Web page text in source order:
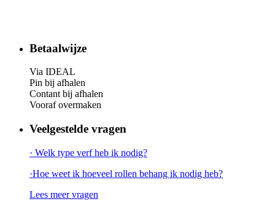
Betaalwijze
Via IDEAL
Pin bij afhalen
Contant bij afhalen
Vooraf overmaken
Veelgestelde vragen
· Welk type verf heb ik nodig?
·Hoe weet ik hoeveel rollen behang ik nodig heb?
Lees meer vragen